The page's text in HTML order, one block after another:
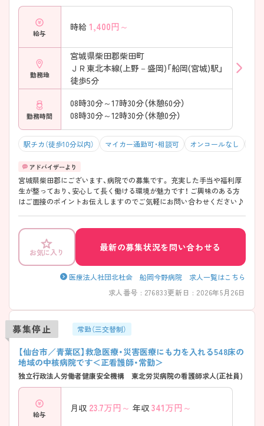
給与
時給 1,400円～
勤務地
宮城県柴田郡柴田町
ＪＲ東北本線(上野－盛岡)「船岡(宮城)駅」
徒歩5分
勤務時間
08時30分～17時30分（休憩60分）
08時30分～12時30分（休憩0分）
駅チカ（徒歩10分以内） マイカー通勤可・相談可 オンコールなし
宮城県柴田郡にございます、病院での募集です。 充実した手当や福利厚
生が整っており、安心して長く働ける環境が魅力です！ ご興味のある方
はご面接のポイントお伝えしますのでご気軽にお問い合わせください♪
お気に入り 最新の募集状況を問い合わせる
医療法人社団北杜会 船岡今野病院 求人一覧はこちら
求人番号 : 276833更新日 : 2026年5月26日
募集停止 常勤（三交替制）
【仙台市／青葉区】救急医療・災害医療にも力を入れる548床の
地域の中核病院です＜正看護師・常勤＞
独立行政法人労働者健康安全機構 東北労災病院の看護師求人(正社員)
給与
月収 23.7万円～ 年収 341万円～